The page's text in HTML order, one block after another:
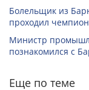
Болельщик из
проходил
Министр
познакомился с
Еще по теме